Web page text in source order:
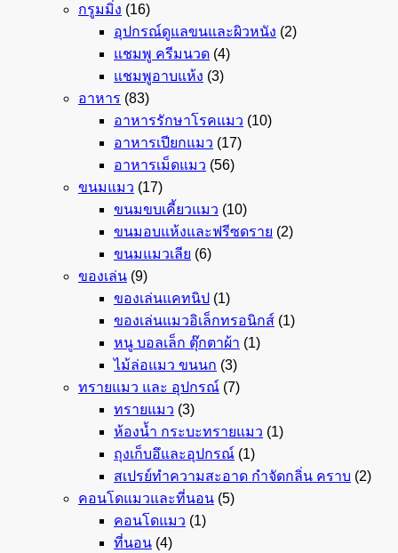
กรูมมิ่ง (16)
อุปกรณ์ดูแลขนและผิวหนัง (2)
แชมพู ครีมนวด (4)
แชมพูอาบแห้ง (3)
อาหาร (83)
อาหารรักษาโรคแมว (10)
อาหารเปียกแมว (17)
อาหารเม็ดแมว (56)
ขนมแมว (17)
ขนมขบเคี้ยวแมว (10)
ขนมอบแห้งและฟรีซดราย (2)
ขนมแมวเลีย (6)
ของเล่น (9)
ของเล่นแคทนิป (1)
ของเล่นแมวอิเล็กทรอนิกส์ (1)
หนู บอลเล็ก ตุ๊กตาผ้า (1)
ไม้ล่อแมว ขนนก (3)
ทรายแมว และ อุปกรณ์ (7)
ทรายแมว (3)
ห้องน้ำ กระบะทรายแมว (1)
ถุงเก็บอึและอุปกรณ์ (1)
สเปรย์ทำความสะอาด กำจัดกลิ่น คราบ (2)
คอนโดแมวและที่นอน (5)
คอนโดแมว (1)
ที่นอน (4)